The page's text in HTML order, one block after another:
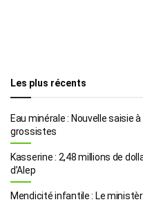
Les plus récents
Eau minérale : Nouvelle saisie
grossistes
Kasserine : 2,48 millions de
d’Alep
Mendicité infantile : Le